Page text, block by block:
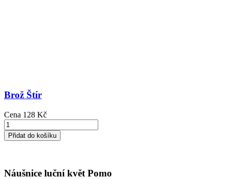
Brož Štír
Cena 128 Kč
Přidat do košíku
Náušnice luční květ Pomo